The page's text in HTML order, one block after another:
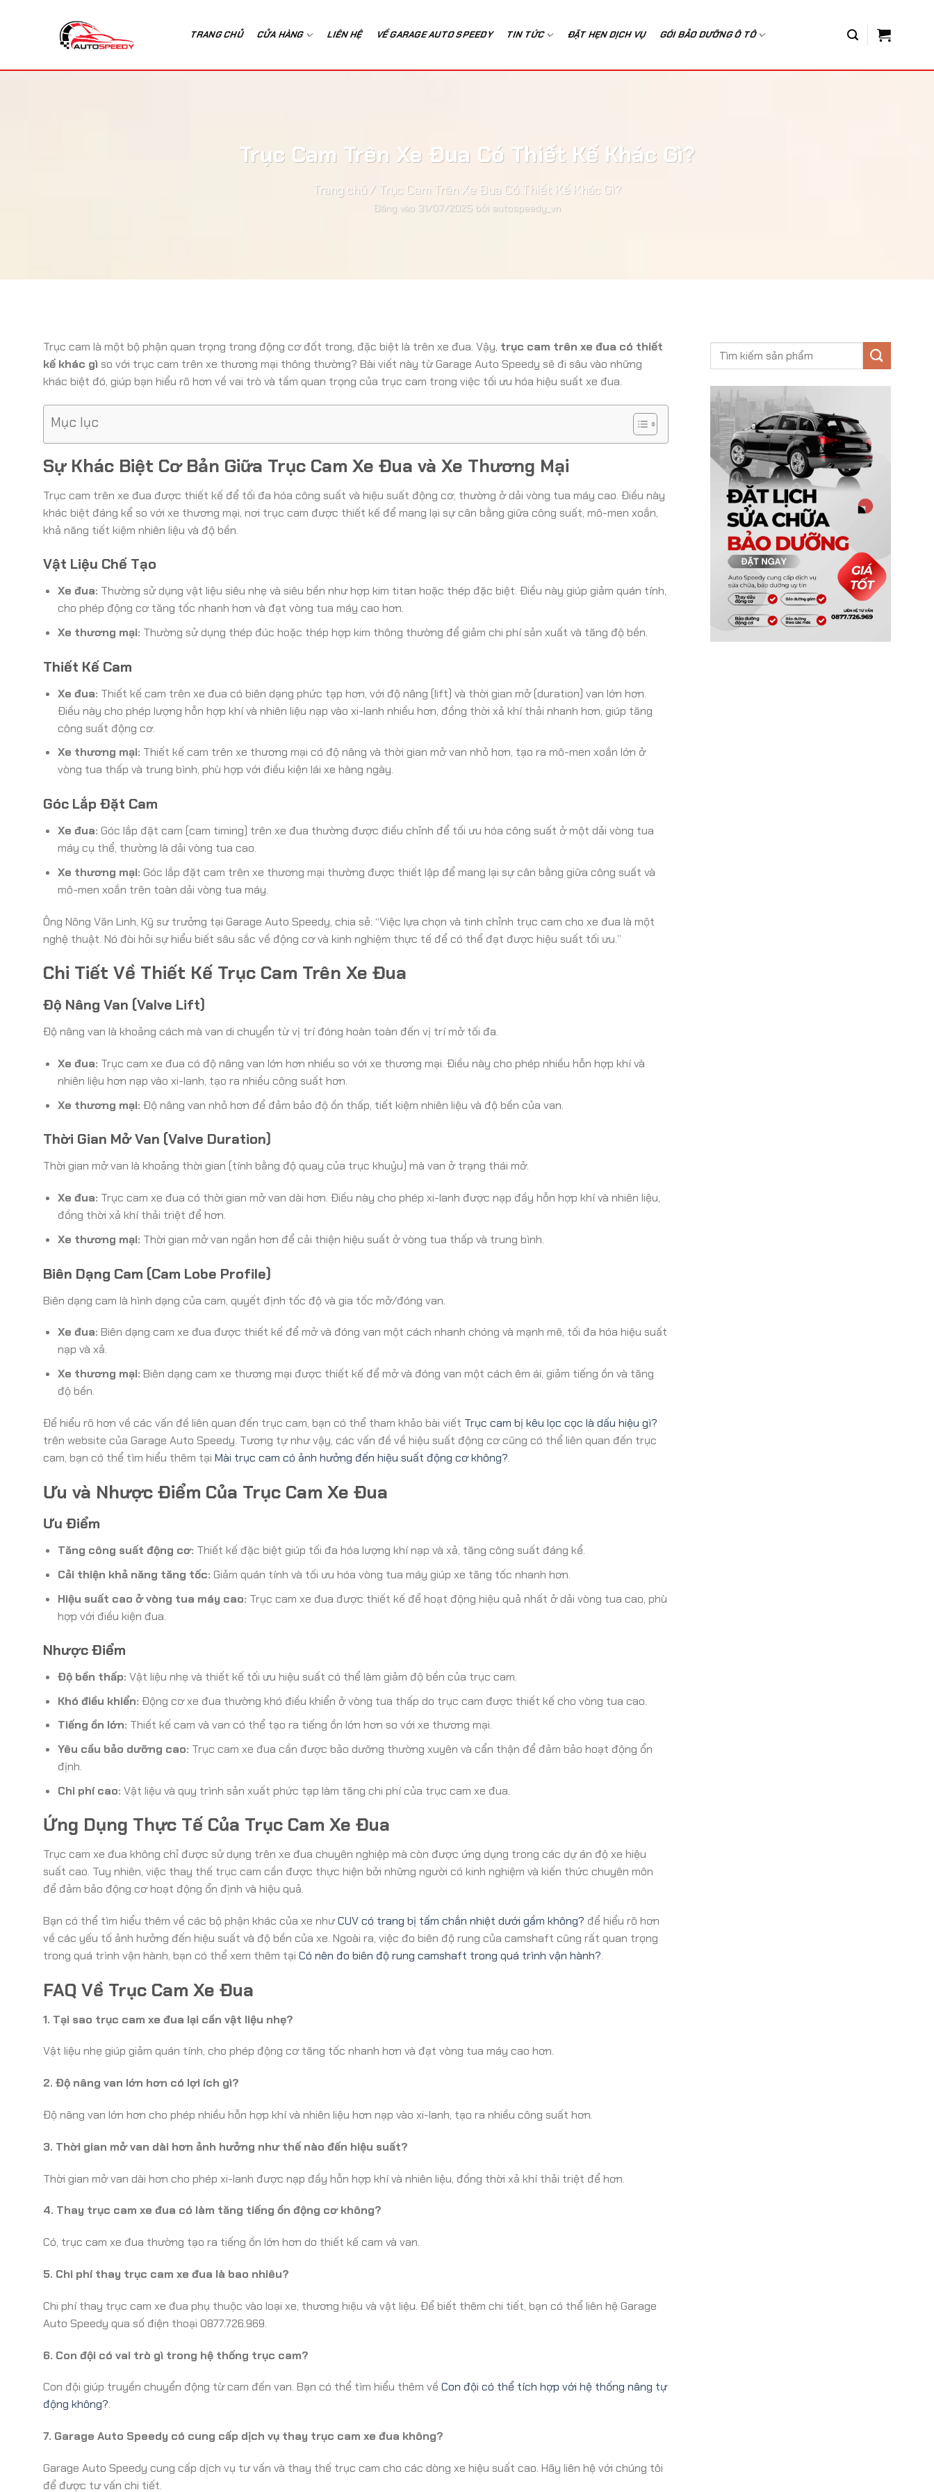
TRANG CHỦ CỬA HÀNG LIÊN HỆ VỀ GARAGE AUTO SPEEDY TIN TỨC ĐẶT HẸN DỊCH VỤ GÓI BẢO DƯỠNG Ô TÔ
Trục Cam Trên Xe Đua Có Thiết Kế Khác Gì?
Trang chủ / Trục Cam Trên Xe Đua Có Thiết Kế Khác Gì?
Đăng vào 31/07/2025 bởi autospeedy_vn
Trục cam là một bộ phận quan trọng trong động cơ đốt trong, đặc biệt là trên xe đua. Vậy, trục cam trên xe đua có thiết
kế khác gì so với trục cam trên xe thương mại thông thường? Bài viết này từ Garage Auto Speedy sẽ đi sâu vào những
khác biệt đó, giúp bạn hiểu rõ hơn về vai trò và tầm quan trọng của trục cam trong việc tối ưu hóa hiệu suất xe đua.
Mục lục
Sự Khác Biệt Cơ Bản Giữa Trục Cam Xe Đua và Xe Thương Mại
Trục cam trên xe đua được thiết kế để tối đa hóa công suất và hiệu suất động cơ, thường ở dải vòng tua máy cao. Điều này
khác biệt đáng kể so với xe thương mại, nơi trục cam được thiết kế để mang lại sự cân bằng giữa công suất, mô-men xoắn,
khả năng tiết kiệm nhiên liệu và độ bền.
Vật Liệu Chế Tạo
Xe đua: Thường sử dụng vật liệu siêu nhẹ và siêu bền như hợp kim titan hoặc thép đặc biệt. Điều này giúp giảm quán tính,
cho phép động cơ tăng tốc nhanh hơn và đạt vòng tua máy cao hơn.
Xe thương mại: Thường sử dụng thép đúc hoặc thép hợp kim thông thường để giảm chi phí sản xuất và tăng độ bền.
Thiết Kế Cam
Xe đua: Thiết kế cam trên xe đua có biên dạng phức tạp hơn, với độ nâng (lift) và thời gian mở (duration) van lớn hơn.
Điều này cho phép lượng hỗn hợp khí và nhiên liệu nạp vào xi-lanh nhiều hơn, đồng thời xả khí thải nhanh hơn, giúp tăng
công suất động cơ.
Xe thương mại: Thiết kế cam trên xe thương mại có độ nâng và thời gian mở van nhỏ hơn, tạo ra mô-men xoắn lớn ở
vòng tua thấp và trung bình, phù hợp với điều kiện lái xe hàng ngày.
Góc Lắp Đặt Cam
Xe đua: Góc lắp đặt cam (cam timing) trên xe đua thường được điều chỉnh để tối ưu hóa công suất ở một dải vòng tua
máy cụ thể, thường là dải vòng tua cao.
Xe thương mại: Góc lắp đặt cam trên xe thương mại thường được thiết lập để mang lại sự cân bằng giữa công suất và
mô-men xoắn trên toàn dải vòng tua máy.
Ông Nông Văn Linh, Kỹ sư trưởng tại Garage Auto Speedy, chia sẻ: “Việc lựa chọn và tinh chỉnh trục cam cho xe đua là một
nghệ thuật. Nó đòi hỏi sự hiểu biết sâu sắc về động cơ và kinh nghiệm thực tế để có thể đạt được hiệu suất tối ưu.”
Chi Tiết Về Thiết Kế Trục Cam Trên Xe Đua
Độ Nâng Van (Valve Lift)
Độ nâng van là khoảng cách mà van di chuyển từ vị trí đóng hoàn toàn đến vị trí mở tối đa.
Xe đua: Trục cam xe đua có độ nâng van lớn hơn nhiều so với xe thương mại. Điều này cho phép nhiều hỗn hợp khí và
nhiên liệu hơn nạp vào xi-lanh, tạo ra nhiều công suất hơn.
Xe thương mại: Độ nâng van nhỏ hơn để đảm bảo độ ồn thấp, tiết kiệm nhiên liệu và độ bền của van.
Thời Gian Mở Van (Valve Duration)
Thời gian mở van là khoảng thời gian (tính bằng độ quay của trục khuỷu) mà van ở trạng thái mở.
Xe đua: Trục cam xe đua có thời gian mở van dài hơn. Điều này cho phép xi-lanh được nạp đầy hỗn hợp khí và nhiên liệu,
đồng thời xả khí thải triệt để hơn.
Xe thương mại: Thời gian mở van ngắn hơn để cải thiện hiệu suất ở vòng tua thấp và trung bình.
Biên Dạng Cam (Cam Lobe Profile)
Biên dạng cam là hình dạng của cam, quyết định tốc độ và gia tốc mở/đóng van.
Xe đua: Biên dạng cam xe đua được thiết kế để mở và đóng van một cách nhanh chóng và mạnh mẽ, tối đa hóa hiệu suất
nạp và xả.
Xe thương mại: Biên dạng cam xe thương mại được thiết kế để mở và đóng van một cách êm ái, giảm tiếng ồn và tăng
độ bền.
Để hiểu rõ hơn về các vấn đề liên quan đến trục cam, bạn có thể tham khảo bài viết Trục cam bị kêu lọc cọc là dấu hiệu gì?
trên website của Garage Auto Speedy. Tương tự như vậy, các vấn đề về hiệu suất động cơ cũng có thể liên quan đến trục
cam, bạn có thể tìm hiểu thêm tại Mài trục cam có ảnh hưởng đến hiệu suất động cơ không?.
Ưu và Nhược Điểm Của Trục Cam Xe Đua
Ưu Điểm
Tăng công suất động cơ: Thiết kế đặc biệt giúp tối đa hóa lượng khí nạp và xả, tăng công suất đáng kể.
Cải thiện khả năng tăng tốc: Giảm quán tính và tối ưu hóa vòng tua máy giúp xe tăng tốc nhanh hơn.
Hiệu suất cao ở vòng tua máy cao: Trục cam xe đua được thiết kế để hoạt động hiệu quả nhất ở dải vòng tua cao, phù
hợp với điều kiện đua.
Nhược Điểm
Độ bền thấp: Vật liệu nhẹ và thiết kế tối ưu hiệu suất có thể làm giảm độ bền của trục cam.
Khó điều khiển: Động cơ xe đua thường khó điều khiển ở vòng tua thấp do trục cam được thiết kế cho vòng tua cao.
Tiếng ồn lớn: Thiết kế cam và van có thể tạo ra tiếng ồn lớn hơn so với xe thương mại.
Yêu cầu bảo dưỡng cao: Trục cam xe đua cần được bảo dưỡng thường xuyên và cẩn thận để đảm bảo hoạt động ổn
định.
Chi phí cao: Vật liệu và quy trình sản xuất phức tạp làm tăng chi phí của trục cam xe đua.
Ứng Dụng Thực Tế Của Trục Cam Xe Đua
Trục cam xe đua không chỉ được sử dụng trên xe đua chuyên nghiệp mà còn được ứng dụng trong các dự án độ xe hiệu
suất cao. Tuy nhiên, việc thay thế trục cam cần được thực hiện bởi những người có kinh nghiệm và kiến thức chuyên môn
để đảm bảo động cơ hoạt động ổn định và hiệu quả.
Bạn có thể tìm hiểu thêm về các bộ phận khác của xe nhưCUV có trang bị tấm chắn nhiệt dưới gầm không? để hiểu rõ hơn
về các yếu tố ảnh hưởng đến hiệu suất và độ bền của xe. Ngoài ra, việc đo biên độ rung của camshaft cũng rất quan trọng
trong quá trình vận hành, bạn có thể xem thêm tại Có nên đo biên độ rung camshaft trong quá trình vận hành?.
FAQ Về Trục Cam Xe Đua
1. Tại sao trục cam xe đua lại cần vật liệu nhẹ?
Vật liệu nhẹ giúp giảm quán tính, cho phép động cơ tăng tốc nhanh hơn và đạt vòng tua máy cao hơn.
2. Độ nâng van lớn hơn có lợi ích gì?
Độ nâng van lớn hơn cho phép nhiều hỗn hợp khí và nhiên liệu hơn nạp vào xi-lanh, tạo ra nhiều công suất hơn.
3. Thời gian mở van dài hơn ảnh hưởng như thế nào đến hiệu suất?
Thời gian mở van dài hơn cho phép xi-lanh được nạp đầy hỗn hợp khí và nhiên liệu, đồng thời xả khí thải triệt để hơn.
4. Thay trục cam xe đua có làm tăng tiếng ồn động cơ không?
Có, trục cam xe đua thường tạo ra tiếng ồn lớn hơn do thiết kế cam và van.
5. Chi phí thay trục cam xe đua là bao nhiêu?
Chi phí thay trục cam xe đua phụ thuộc vào loại xe, thương hiệu và vật liệu. Để biết thêm chi tiết, bạn có thể liên hệ Garage
Auto Speedy qua số điện thoại 0877.726.969.
6. Con đội có vai trò gì trong hệ thống trục cam?
Con đội giúp truyền chuyển động từ cam đến van. Bạn có thể tìm hiểu thêm về Con đội có thể tích hợp với hệ thống nâng tự
động không?.
7. Garage Auto Speedy có cung cấp dịch vụ thay trục cam xe đua không?
Garage Auto Speedy cung cấp dịch vụ tư vấn và thay thế trục cam cho các dòng xe hiệu suất cao. Hãy liên hệ với chúng tôi
để được tư vấn chi tiết.